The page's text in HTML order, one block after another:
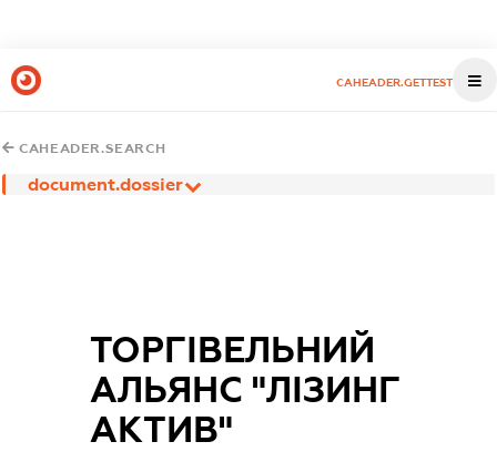
CAHEADER.GETTEST
CAHEADER.SEARCH
document.dossier
ТОРГІВЕЛЬНИЙ
АЛЬЯНС "ЛІЗИНГ
АКТИВ"